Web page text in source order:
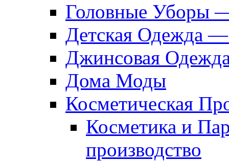
Головные Уборы
Детская Одежда
Джинсовая
Дома Моды
Косметическая
Косметика и
производство